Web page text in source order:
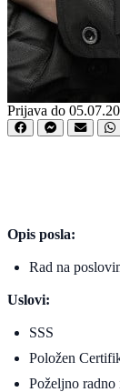
Prijava do
Opis posla:
Rad na
Uslovi:
SSS
Položen
Poželjno radno